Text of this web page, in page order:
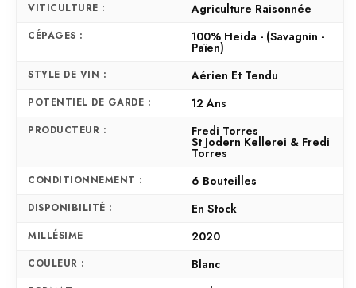
VITICULTURE : Agriculture Raisonnée
CÉPAGES : 100% Heida - (Savagnin -
Païen)
STYLE DE VIN : Aérien Et Tendu
POTENTIEL DE GARDE : 12 Ans
PRODUCTEUR : Fredi Torres
St Jodern Kellerei & Fredi
Torres
CONDITIONNEMENT : 6 Bouteilles
DISPONIBILITÉ : En Stock
MILLÉSIME 2020
COULEUR : Blanc